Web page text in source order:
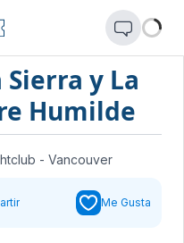
Sierra y La
Humilde
- Vancouver
Me Gusta